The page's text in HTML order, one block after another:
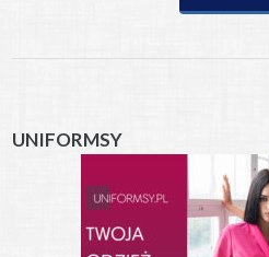
UNIFORMSY